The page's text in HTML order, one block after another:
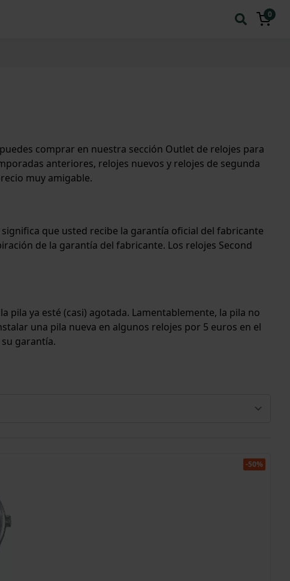
0
comprar en nuestra sección Outlet de relojes para
anteriores, relojes nuevos y relojes de segunda
muy amigable.
que usted recibe la garantía oficial del fabricante
de la garantía del fabricante. Los relojes Second
pila ya esté (casi) agotada. Lamentablemente, la pila no
una pila nueva en algunos relojes por 5 euros en el
garantía.
-50%